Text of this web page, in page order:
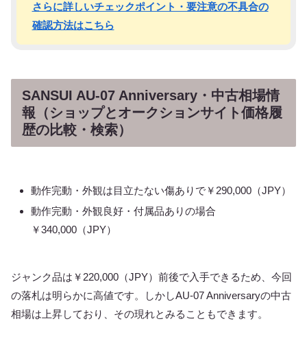
さらに詳しいチェックポイント・要注意の不具合の
確認方法はこちら
SANSUI AU-07 Anniversary・中古相場情
報（ショップとオークションサイト価格履
歴の比較・検索）
動作完動・外観は目立たない傷ありで￥290,000（JPY）
動作完動・外観良好・付属品ありの場合
￥340,000（JPY）
ジャンク品は￥220,000（JPY）前後で入手できるため、今回
の落札は明らかに高値です。しかしAU-07 Anniversaryの中古
相場は上昇しており、その現れとみることもできます。